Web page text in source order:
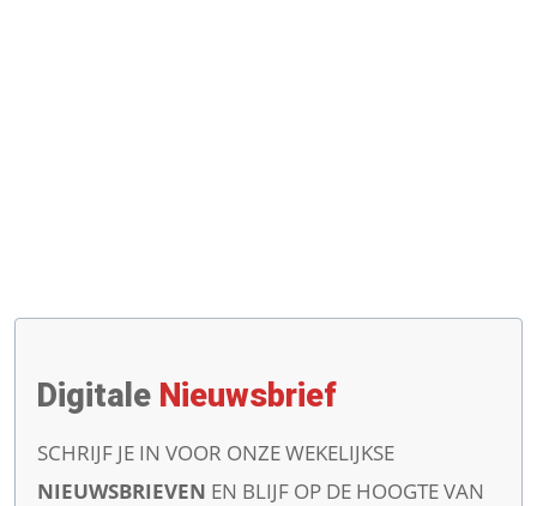
Digitale Nieuwsbrief
SCHRIJF JE IN VOOR ONZE WEKELIJKSE
NIEUWSBRIEVEN EN BLIJF OP DE HOOGTE VAN